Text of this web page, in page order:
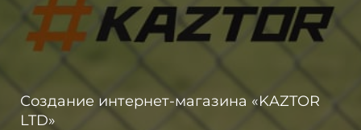
Создание интернет-магазина «KAZTOR
LTD»